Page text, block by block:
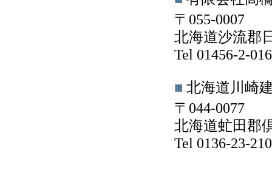
〒055-0007
北海道沙流郡
Tel 01456-2-
■ 北海道川崎
〒044-0077
北海道虻田郡
Tel 0136-23-